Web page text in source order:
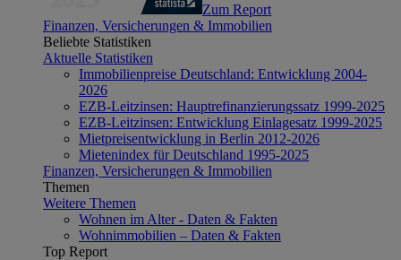
Zum Report
Finanzen, Versicherungen & Immobilien
Beliebte Statistiken
Aktuelle Statistiken
Immobilienpreise Deutschland: Entwicklung 2004-
2026
EZB-Leitzinsen: Hauptrefinanzierungssatz 1999-2025
EZB-Leitzinsen: Entwicklung Einlagesatz 1999-2025
Mietpreisentwicklung in Berlin 2012-2026
Mietenindex für Deutschland 1995-2025
Finanzen, Versicherungen & Immobilien
Themen
Weitere Themen
Wohnen im Alter - Daten & Fakten
Wohnimmobilien – Daten & Fakten
Top Report